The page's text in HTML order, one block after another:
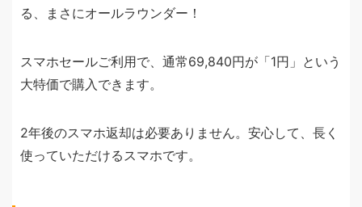
る、まさにオールラウンダー！
スマホセールご利用で、通常69,840円が「1円」という
大特価で購入できます。
2年後のスマホ返却は必要ありません。安心して、長く
使っていただけるスマホです。